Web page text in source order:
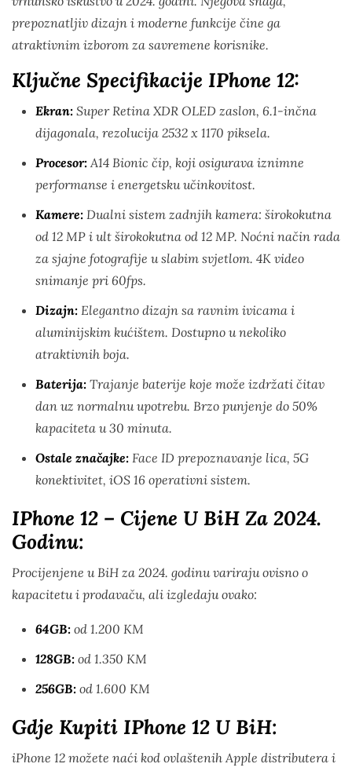
prepoznatljiv dizajn i moderne funkcije čine ga
atraktivnim izborom za savremene korisnike.
Ključne Specifikacije IPhone 12:
Ekran: Super Retina XDR OLED zaslon, 6.1-inčna
dijagonala, rezolucija 2532 x 1170 piksela.
Procesor: A14 Bionic čip, koji osigurava iznimne
performanse i energetsku učinkovitost.
Kamere: Dualni sistem zadnjih kamera: širokokutna
od 12 MP i ult širokokutna od 12 MP. Noćni način rada
za sjajne fotografije u slabim svjetlom. 4K video
snimanje pri 60fps.
Dizajn: Elegantno dizajn sa ravnim ivicama i
aluminijskim kućištem. Dostupno u nekoliko
atraktivnih boja.
Baterija: Trajanje baterije koje može izdržati čitav
dan uz normalnu upotrebu. Brzo punjenje do 50%
kapaciteta u 30 minuta.
Ostale značajke: Face ID prepoznavanje lica, 5G
konektivitet, iOS 16 operativni sistem.
IPhone 12 – Cijene U BiH Za 2024.
Godinu:
Procijenjene u BiH za 2024. godinu variraju ovisno o
kapacitetu i prodavaču, ali izgledaju ovako:
64GB: od 1.200 KM
128GB: od 1.350 KM
256GB: od 1.600 KM
Gdje Kupiti IPhone 12 U BiH:
iPhone 12 možete naći kod ovlaštenih Apple distributera i